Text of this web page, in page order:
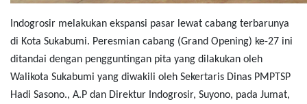
Indogrosir melakukan ekspansi pasar lewat cabang terbarunya
di Kota Sukabumi. Peresmian cabang (Grand Opening) ke-27 ini
ditandai dengan pengguntingan pita yang dilakukan oleh
Walikota Sukabumi yang diwakili oleh Sekertaris Dinas PMPTSP
Hadi Sasono., A.P dan Direktur Indogrosir, Suyono, pada Jumat,